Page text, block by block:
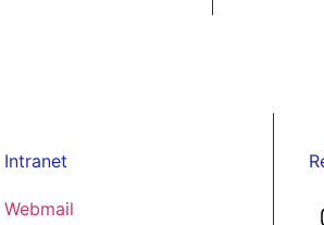
Intranet
Webmail